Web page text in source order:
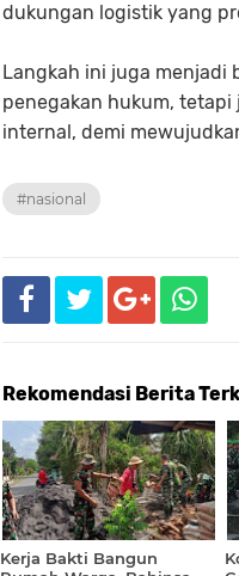
dukungan logistik yang
Langkah ini juga menjadi
penegakan hukum,
internal, demi
#nasional
Rekomendasi Berita
Kerja Bakti Bangun